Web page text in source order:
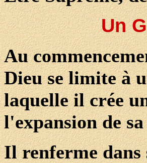
Un
Au
Dieu se limite à
laquelle il crée
l'expansion de
Il renferme dans